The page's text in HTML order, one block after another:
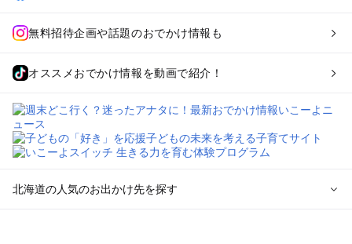
無料招待企画や話題のおでかけ情報も
オススメおでかけ情報を動画で紹介！
北海道の人気のお出かけ先を探す